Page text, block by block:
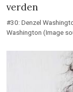
verden
#30: Denzel
Washington (Image